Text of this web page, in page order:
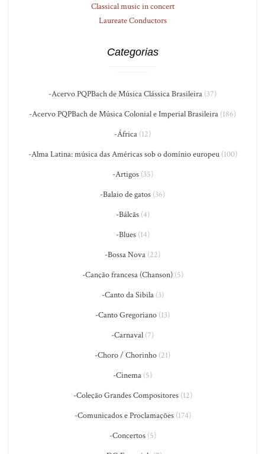
Classical music in concert
Laureate Conductors
Categorias
-Acervo PQPBach de Música Clássica Brasileira (37)
-Acervo PQPBach de Música Colonial e Imperial Brasileira (186)
-África (12)
-Alma Latina: música das Américas sob o domínio europeu(100)
-Artigos(35)
-Balaio de gatos (36)
-Bálcãs(4)
-Blues(14)
-Bossa Nova (22)
-Canção francesa (Chanson)(5)
-Canto da Sibila(3)
-Canto Gregoriano (13)
-Carnaval (7)
-Choro / Chorinho (21)
-Cinema (5)
-Coleção Grandes Compositores(12)
-Comunicados e Proclamações(174)
-Concertos(5)